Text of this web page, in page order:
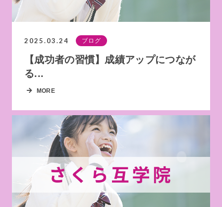
2025.03.24 ブログ
【成功者の習慣】成績アップにつなが
る...
MORE